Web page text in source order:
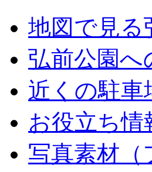
地図で見る
弘前公園へ
近くの駐車
お役立ち情
写真素材（